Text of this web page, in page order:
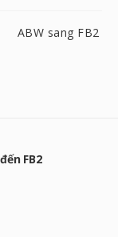
ABW sang FB2
FB2